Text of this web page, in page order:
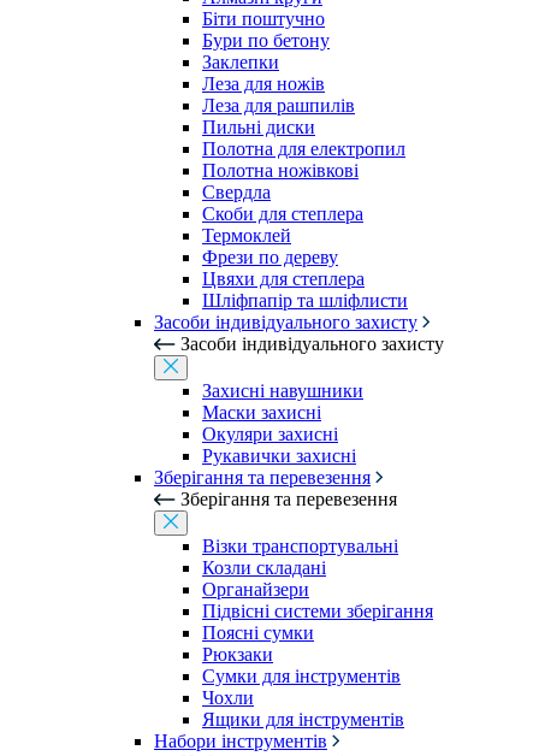
Біти поштучно
Бури по бетону
Заклепки
Леза для ножів
Леза для рашпилів
Пильні диски
Полотна для електропил
Полотна ножівкові
Свердла
Скоби для степлера
Термоклей
Фрези по дереву
Цвяхи для степлера
Шліфпапір та шліфлисти
Засоби індивідуального захисту
Засоби індивідуального захисту
Захисні навушники
Маски захисні
Окуляри захисні
Рукавички захисні
Зберігання та перевезення
Зберігання та перевезення
Візки транспортувальні
Козли складані
Органайзери
Підвісні системи зберігання
Поясні сумки
Рюкзаки
Сумки для інструментів
Чохли
Ящики для інструментів
Набори інструментів